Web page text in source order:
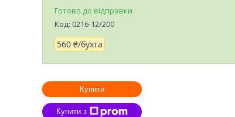
Готово до відправки
Код: 0216-12/200
560 ₴/бухта
Купити
Купити з